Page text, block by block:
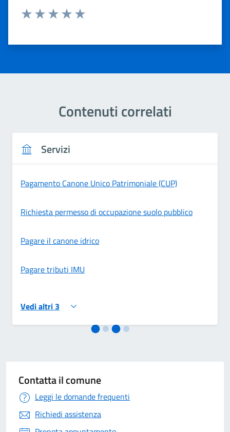
Contenuti correlati
Servizi
Pagamento Canone Unico Patrimoniale (CUP)
Richiesta permesso di occupazione suolo pubblico
Pagare il canone idrico
Pagare tributi IMU
Vedi altri 3
Contatta il comune
Leggi le domande frequenti
Richiedi assistenza